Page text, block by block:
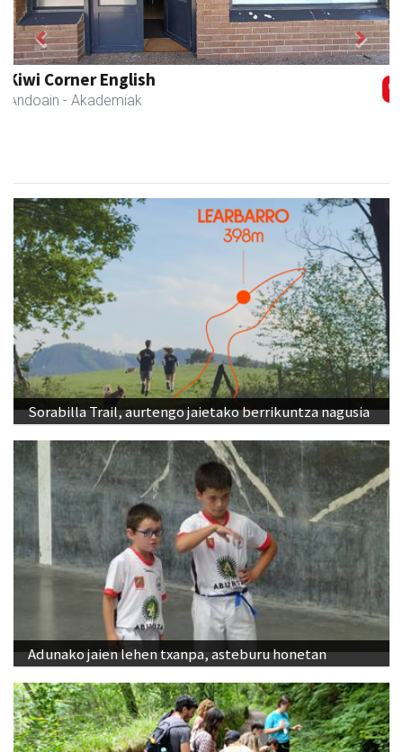
Bastero Kulturgunea
Andoain - Kulturguneak
Previous Next
Sorabilla Trail, aurtengo jaietako berrikuntza nagusia
Adunako jaien lehen txanpa, asteburu honetan